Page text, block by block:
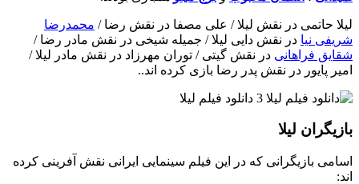
لیلا حاتمی در نقش لیلا / علی مصفا در نقش رضا / محمدرضا
شریفی نیا در نقش دایی لیلا / جمیله شیخی در نقش مادر رضا /
شقایق فراهانی در نقش گیتی / توران مهرزاد در نقش مادر لیلا /
امیر پایور در نقش پدر رضا بازی کرده اند..
بازیگران لیلا
اسامی بازیگرانی که در این فیلم سینمایی ایرانی نقش آفرینی کرده
اند: